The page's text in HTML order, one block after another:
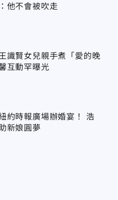
他不會被吹走
識賢女兒親手煮「愛的晚
互動罕曝光
約時報廣場辦婚宴！ 浩
新娘圓夢